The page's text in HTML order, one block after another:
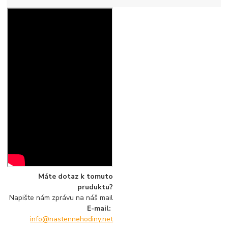
Máte dotaz k tomuto
pruduktu?
Napište nám zprávu na náš mail
E-mail:
info@nastennehodiny.net